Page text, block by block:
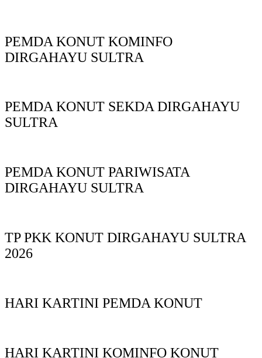
PEMDA KONUT KOMINFO
DIRGAHAYU SULTRA
PEMDA KONUT SEKDA DIRGAHAYU
SULTRA
PEMDA KONUT PARIWISATA
DIRGAHAYU SULTRA
TP PKK KONUT DIRGAHAYU SULTRA
2026
HARI KARTINI PEMDA KONUT
HARI KARTINI KOMINFO KONUT